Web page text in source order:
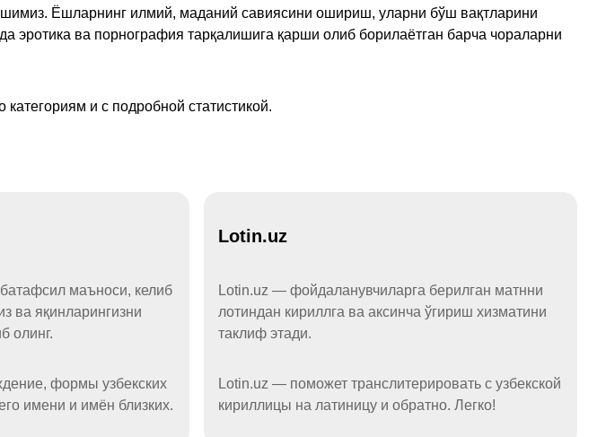
Ёшларнинг илмий, маданий савиясини ошириш, уларни бўш вақтларини
эротика ва порнография тарқалишига қарши олиб борилаётган барча чораларни
и с подробной статистикой.
маъноси, келиб
ва яқинларингизни
олинг.
формы узбекских
имени и имён близких.
Lotin.uz
Lotin.uz — фойдаланувчиларга берилган матнни
лотиндан кириллга ва аксинча ўгириш хизматини
таклиф этади.
Lotin.uz — поможет транслитерировать с узбекской
кириллицы на латиницу и обратно. Легко!